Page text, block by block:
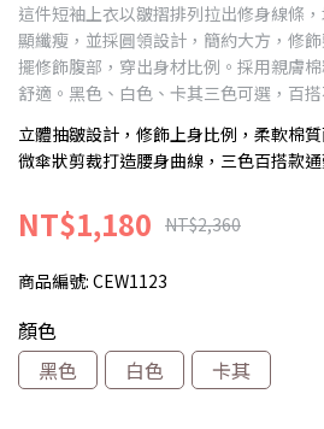
這件短袖上衣以皺摺排列拉出修身線條
顯纖瘦，並採圓領設計，簡約大方，修
擺修飾腹部，穿出身材比例。採用親膚
舒適。黑色、白色、卡其三色可選，百搭
立體抽皺設計，修飾上身比例，柔軟棉
微傘狀剪裁打造腰身曲線，三色百搭款通
NT$1,180 NT$2,360
商品編號: CEW1123
顏色
黑色
白色 卡其